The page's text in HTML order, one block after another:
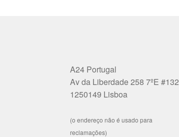
A24 Portugal
Av da Liberdade 258 7ºE #132
1250149 Lisboa
(o endereço não é usado para
reclamações)